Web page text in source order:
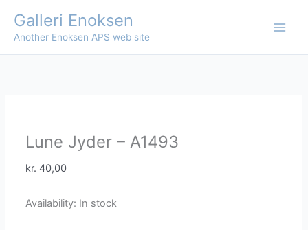
content
Galleri Enoksen
Another Enoksen APS web site
Lune Jyder – A1493
kr. 40,00
Availability: In stock